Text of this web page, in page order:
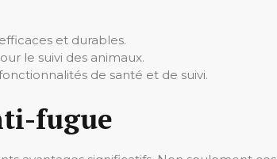
et durables.
le suivi des animaux.
de santé et de suivi.
fugue